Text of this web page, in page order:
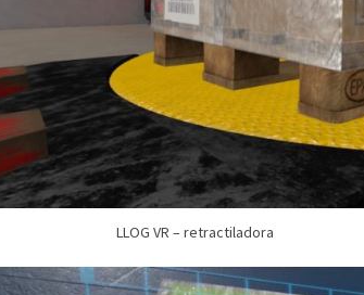
LLOG VR – retractiladora